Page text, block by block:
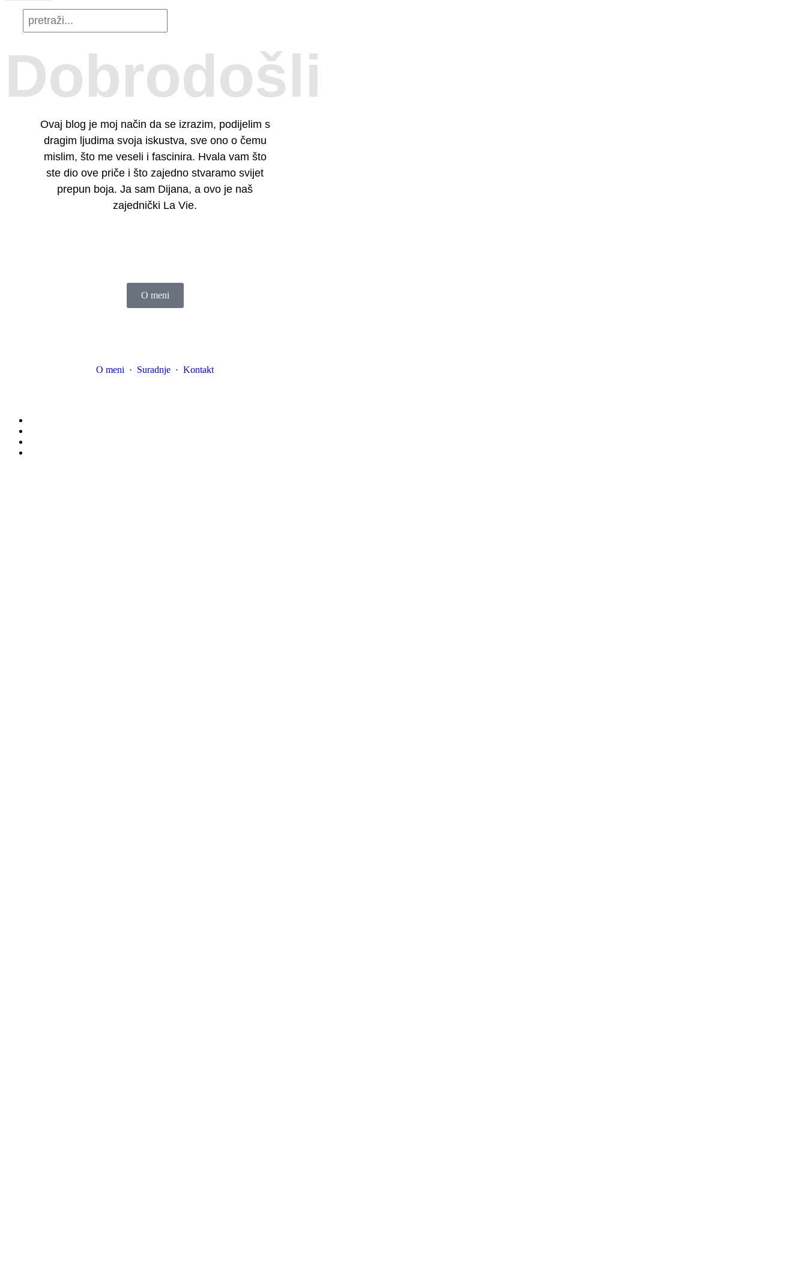
Dobrodošli
Ovaj blog je moj način da se izrazim, podijelim s
dragim ljudima svoja iskustva, sve ono o čemu
mislim, što me veseli i fascinira. Hvala vam što
ste dio ove priče i što zajedno stvaramo svijet
prepun boja. Ja sam Dijana, a ovo je naš
zajednički La Vie.
O meni
O meni · Suradnje · Kontakt